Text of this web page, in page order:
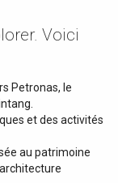
Voici
Petronas, le
et des activités
au patrimoine
architecture